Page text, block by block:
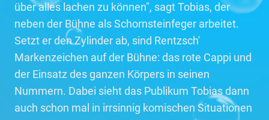
über alles lachen zu können", sagt Tobias, der
neben der Bühne als Schornsteinfeger arbeitet.
Setzt er den Zylinder ab, sind Rentzsch'
Markenzeichen auf der Bühne: das rote Cappi und
der Einsatz des ganzen Körpers in seinen
Nummern. Dabei sieht das Publikum Tobias dann
auch schon mal in irrsinnig komischen Situationen